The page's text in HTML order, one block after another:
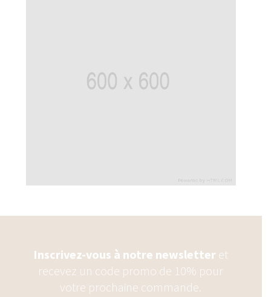
Inscrivez-vous à notre newsletter et
recevez un code promo de 10% pour
votre prochaine commande.